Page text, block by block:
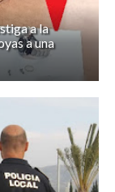
a la
a una